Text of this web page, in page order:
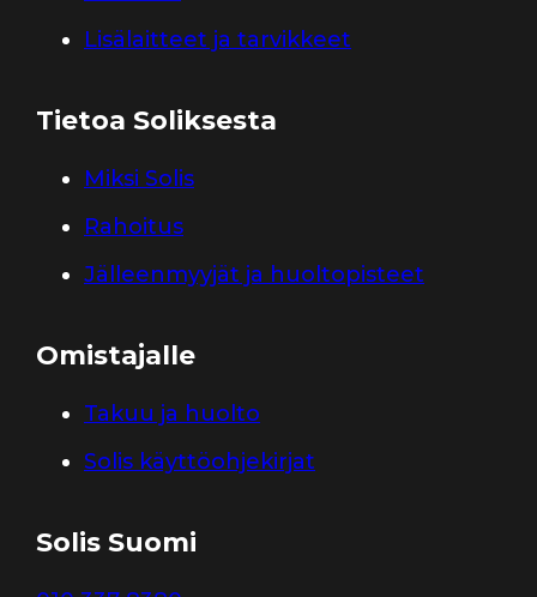
Lisälaitteet ja tarvikkeet
Tietoa Soliksesta
Miksi Solis
Rahoitus
Jälleenmyyjät ja huoltopisteet
Omistajalle
Takuu ja huolto
Solis käyttöohjekirjat
Solis Suomi